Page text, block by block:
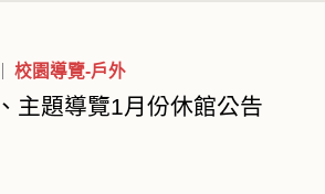
校園導覽-戶外
主題導覽1月份休館公告